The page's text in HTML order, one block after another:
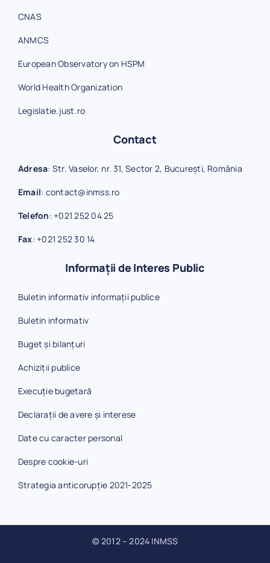
CNAS
ANMCS
European Observatory on HSPM
World Health Organization
Legislatie.just.ro
Contact
Adresa: Str. Vaselor, nr. 31, Sector 2, București, România
Email: contact@inmss.ro
Telefon: +021 252 04 25
Fax: +021 252 30 14
Informații de Interes Public
Buletin informativ informații publice
Buletin informativ
Buget și bilanțuri
Achiziții publice
Execuție bugetară
Declarații de avere și interese
Date cu caracter personal
Despre cookie-uri
Strategia anticorupție 2021-2025
© 2012 – 2024 INMSS